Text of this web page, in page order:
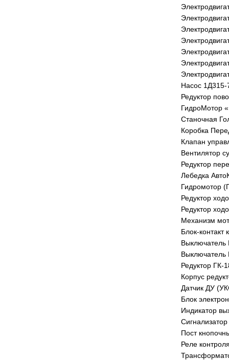
Насос 1Д315-
Редуктор
ГидроМотор
Станочная
Коробка
Клапан
Вентилятор
Редуктор
Лебедка
Гидромотор
Редуктор
Редуктор
Механизм
Блок-
Редуктор ГК-
Корпус
Датчик ДУ
Блок
Индикатор
Пост
Реле